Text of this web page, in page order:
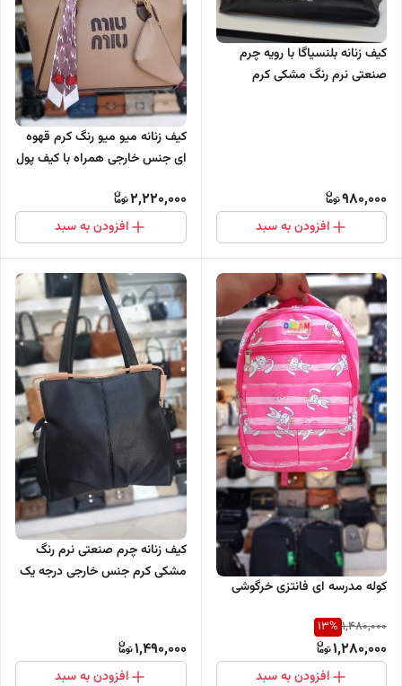
کیف زنانه بلنسیاگا با رویه چرم
صنعتی نرم رنگ مشکی کرم
980,000
افزودن به سبد
کیف زنانه میو میو رنگ کرم قهوه
ای جنس خارجی همراه با کیف پول
2,220,000
افزودن به سبد
کوله مدرسه ای فانتزی خرگوشی
1,480,000
13%
1,280,000
افزودن به سبد
کیف زنانه چرم صنعتی نرم رنگ
مشکی کرم جنس خارجی درجه یک
1,490,000
افزودن به سبد